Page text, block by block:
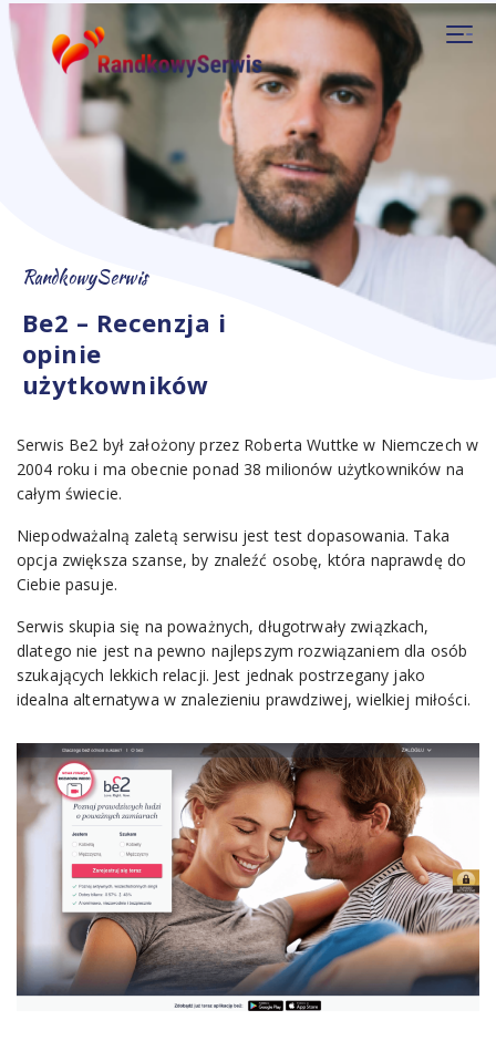
RandkowySerwis
Be2 – Recenzja i
opinie
użytkowników
Serwis Be2 był założony przez Roberta Wuttke w Niemczech w
2004 roku i ma obecnie ponad 38 milionów użytkowników na
całym świecie.
Niepodważalną zaletą serwisu jest test dopasowania. Taka
opcja zwiększa szanse, by znaleźć osobę, która naprawdę do
Ciebie pasuje.
Serwis skupia się na poważnych, długotrwały związkach,
dlatego nie jest na pewno najlepszym rozwiązaniem dla osób
szukających lekkich relacji. Jest jednak postrzegany jako
idealna alternatywa w znalezieniu prawdziwej, wielkiej miłości.